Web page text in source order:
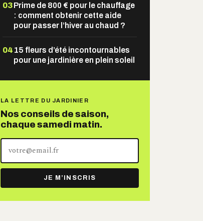
03Prime de 800 € pour le chauffage
: comment obtenir cette aide
pour passer l’hiver au chaud ?
04 15 fleurs d’été incontournables
pour une jardinière en plein soleil
LA LETTRE DU JARDINIER
Nos conseils de saison,
chaque samedi matin.
adresse
mail
JE M’INSCRIS